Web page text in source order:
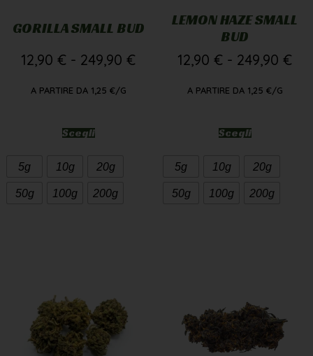
GORILLA SMALL BUD
12,90 € - 249,90 €
A PARTIRE DA 1,25 €/G
Scegli
5g 10g 20g
50g 100g 200g
LEMON HAZE SMALL
BUD
12,90 € - 249,90 €
A PARTIRE DA 1,25 €/G
Scegli
5g 10g 20g
50g 100g 200g